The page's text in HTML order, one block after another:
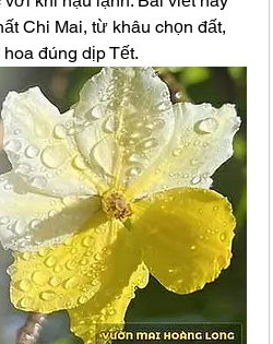
Chi Mai, từ khâu chọn đất,
đúng dịp Tết.